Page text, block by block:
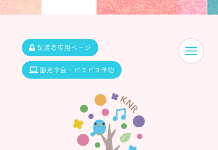
保護者専用ページ
園見学会・ピヨピヨ予約